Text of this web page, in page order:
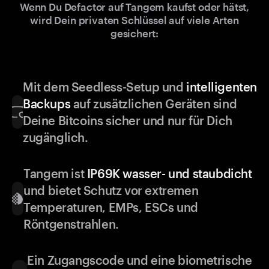
Wenn Du Defactor auf Tangem kaufst oder hätst,
wird Dein privaten Schlüssel auf viele Arten
gesichert:
Mit dem Seedless-Setup und intelligenten
Backupsauf zusätzlichen Geräten sind
Deine Bitcoins sicher und nur für Dich
zugänglich.
Tangem ist IP69K wasser- und staubdicht
und bietet Schutz vor extremen
Temperaturen, EMPs, ESCs und
Röntgenstrahlen.
Ein Zugangscode und eine biometrische